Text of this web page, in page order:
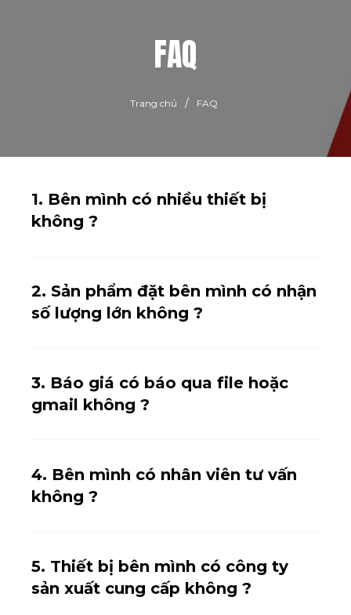
FAQ
Trang chủ / FAQ
1. Bên mình có nhiều thiết bị
không ?
2. Sản phẩm đặt bên mình có nhận
số lượng lớn không ?
3. Báo giá có báo qua file hoặc
gmail không ?
4. Bên mình có nhân viên tư vấn
không ?
5. Thiết bị bên mình có công ty
sản xuất cung cấp không ?